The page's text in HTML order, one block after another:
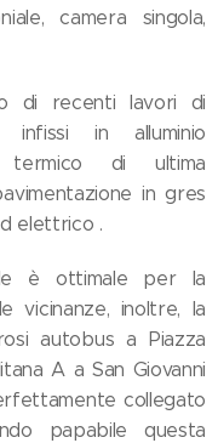
camera singola,
di recenti lavori di
infissi in alluminio
termico di ultima
in gres
elettrico .
è ottimale per la
vicinanze, inoltre, la
autobus a Piazza
A a San Giovanni
collegato
papabile questa